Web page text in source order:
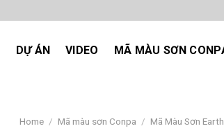
DỰ ÁN VIDEO MÃ MÀU SƠN
Home / Mã màu sơn Conpa / Mã Màu Sơn